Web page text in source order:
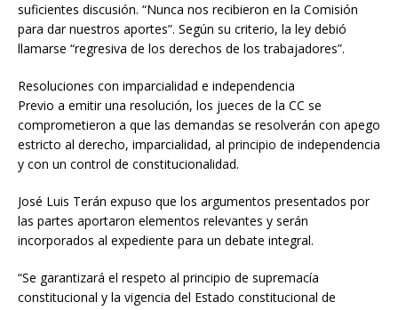
suficientes discusión. “Nunca nos recibieron en la Comisión
para dar nuestros aportes”. Según su criterio, la ley debió
llamarse “regresiva de los derechos de los trabajadores”.
Resoluciones con imparcialidad e independencia
Previo a emitir una resolución, los jueces de la CC se
comprometieron a que las demandas se resolverán con apego
estricto al derecho, imparcialidad, al principio de independencia
y con un control de constitucionalidad.
José Luis Terán expuso que los argumentos presentados por
las partes aportaron elementos relevantes y serán
incorporados al expediente para un debate integral.
“Se garantizará el respeto al principio de supremacía
constitucional y la vigencia del Estado constitucional de